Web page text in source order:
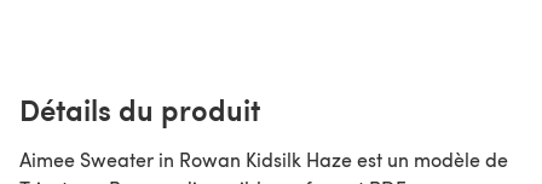
Détails du produit
Aimee Sweater in Rowan Kidsilk Haze est un modèle de